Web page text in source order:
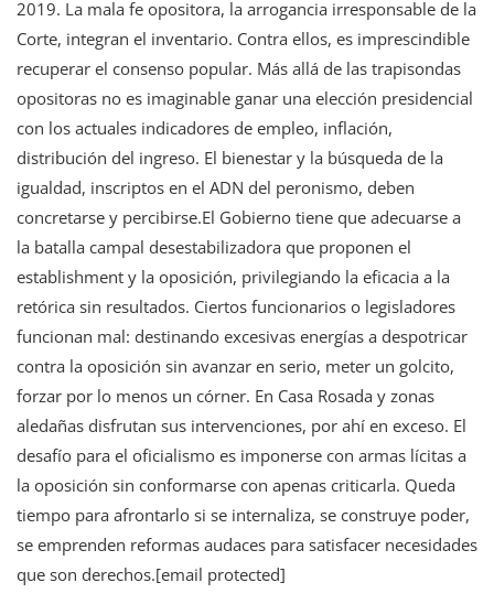
2019. La mala fe opositora, la arrogancia irresponsable de la
Corte, integran el inventario. Contra ellos, es imprescindible
recuperar el consenso popular. Más allá de las trapisondas
opositoras no es imaginable ganar una elección presidencial
con los actuales indicadores de empleo, inflación,
distribución del ingreso. El bienestar y la búsqueda de la
igualdad, inscriptos en el ADN del peronismo, deben
concretarse y percibirse.El Gobierno tiene que adecuarse a
la batalla campal desestabilizadora que proponen el
establishment y la oposición, privilegiando la eficacia a la
retórica sin resultados. Ciertos funcionarios o legisladores
funcionan mal: destinando excesivas energías a despotricar
contra la oposición sin avanzar en serio, meter un golcito,
forzar por lo menos un córner. En Casa Rosada y zonas
aledañas disfrutan sus intervenciones, por ahí en exceso. El
desafío para el oficialismo es imponerse con armas lícitas a
la oposición sin conformarse con apenas criticarla. Queda
tiempo para afrontarlo si se internaliza, se construye poder,
se emprenden reformas audaces para satisfacer necesidades
que son derechos.[email protected]